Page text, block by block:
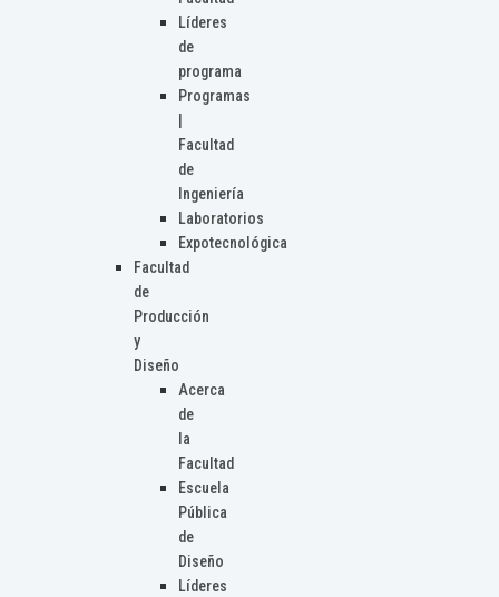
Líderes
de
programa
Programas
Facultad
de
Ingeniería
Laboratorios
Expotecnológica
Facultad
de
Producción
y
Diseño
Acerca
de
la
Facultad
Escuela
Pública
de
Diseño
Líderes